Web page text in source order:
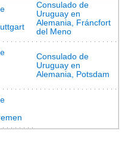
Consulado de
Uruguay en
Alemania, Fráncfort
del Meno
Consulado de
Uruguay en
Alemania, Potsdam